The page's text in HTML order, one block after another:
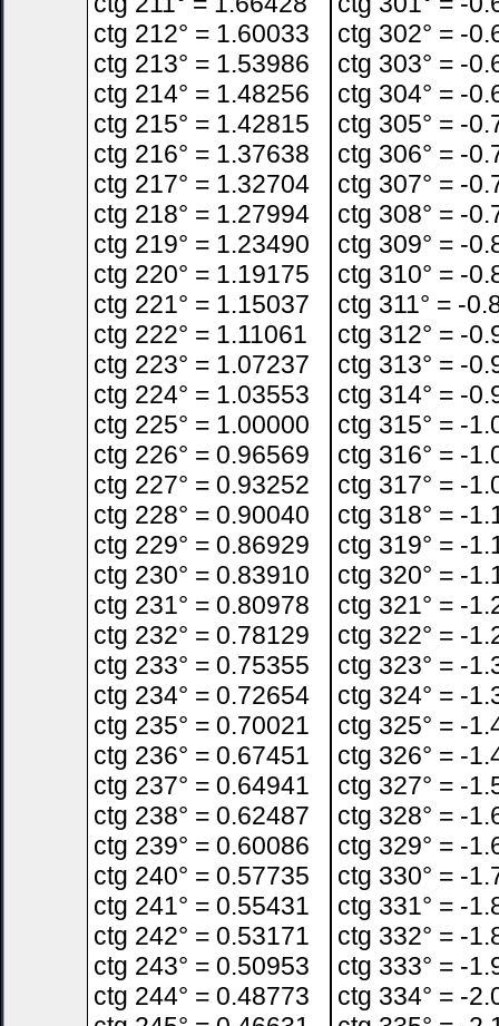
ctg 212° = 1.60033
ctg 213° = 1.53986
ctg 214° = 1.48256
ctg 215° = 1.42815
ctg 216° = 1.37638
ctg 217° = 1.32704
ctg 218° = 1.27994
ctg 219° = 1.23490
ctg 220° = 1.19175
ctg 221° = 1.15037
ctg 222° = 1.11061
ctg 223° = 1.07237
ctg 224° = 1.03553
ctg 225° = 1.00000
ctg 226° = 0.96569
ctg 227° = 0.93252
ctg 228° = 0.90040
ctg 229° = 0.86929
ctg 230° = 0.83910
ctg 231° = 0.80978
ctg 232° = 0.78129
ctg 233° = 0.75355
ctg 234° = 0.72654
ctg 235° = 0.70021
ctg 236° = 0.67451
ctg 237° = 0.64941
ctg 238° = 0.62487
ctg 239° = 0.60086
ctg 240° = 0.57735
ctg 241° = 0.55431
ctg 242° = 0.53171
ctg 243° = 0.50953
ctg 244° = 0.48773
ctg 302° = -
ctg 303° = -
ctg 304° = -
ctg 305° = -
ctg 306° = -
ctg 307° = -
ctg 308° = -
ctg 309° = -
ctg 310° = -
ctg 311° = -
ctg 312° = -
ctg 313° = -
ctg 314° = -
ctg 315° = -
ctg 316° = -
ctg 317° = -
ctg 318° = -
ctg 319° = -
ctg 320° = -
ctg 321° = -
ctg 322° = -
ctg 323° = -
ctg 324° = -
ctg 325° = -
ctg 326° = -
ctg 327° = -
ctg 328° = -
ctg 329° = -
ctg 330° = -
ctg 331° = -
ctg 332° = -
ctg 333° = -
ctg 334° = -